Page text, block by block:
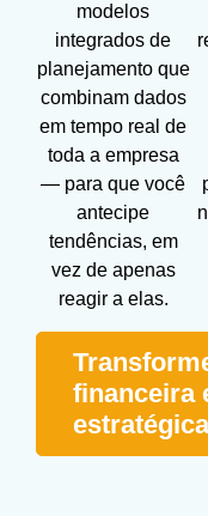
modelos
integrados de
planejamento que
combinam dados
em tempo real de
toda a empresa
— para que você
antecipe
tendências, em
vez de apenas
reagir a elas.
financeira
estratégica